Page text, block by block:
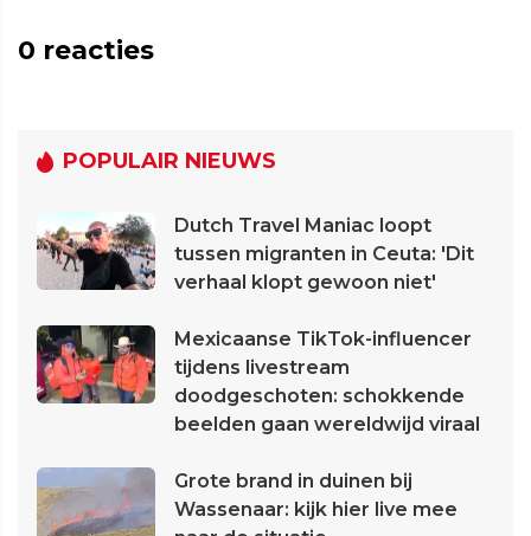
0 reacties
POPULAIR NIEUWS
Dutch Travel Maniac loopt
tussen migranten in Ceuta: 'Dit
verhaal klopt gewoon niet'
Mexicaanse TikTok-influencer
tijdens livestream
doodgeschoten: schokkende
beelden gaan wereldwijd viraal
Grote brand in duinen bij
Wassenaar: kijk hier live mee